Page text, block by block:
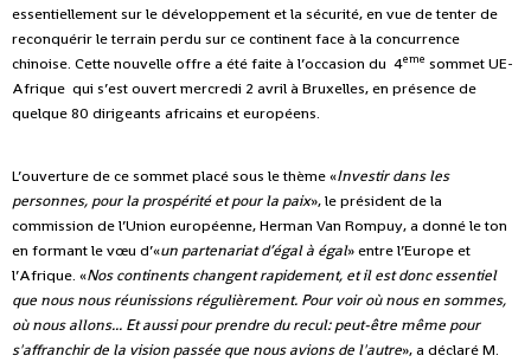
essentiellement sur le développement et la sécurité, en vue de tenter de
reconquérir le terrain perdu sur ce continent face à la concurrence
chinoise. Cette nouvelle offre a été faite à l’occasion du 4eme sommet UE-
Afrique qui s’est ouvert mercredi 2 avril à Bruxelles, en présence de
quelque 80 dirigeants africains et européens.
L’ouverture de ce sommet placé sous le thème «Investir dans les
personnes, pour la prospérité et pour la paix», le président de la
commission de l’Union européenne, Herman Van Rompuy, a donné le ton
en formant le vœu d’«un partenariat d’égal à égal» entre l’Europe et
l’Afrique. «Nos continents changent rapidement, et il est donc essentiel
que nous nous réunissions régulièrement. Pour voir où nous en sommes,
où nous allons... Et aussi pour prendre du recul: peut-être même pour
s'affranchir de la vision passée que nous avions de l'autre», a déclaré M.